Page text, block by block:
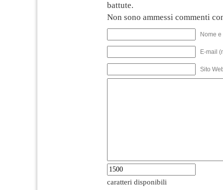
battute.
Non sono ammessi commenti
Nome
E-mail
Sito
caratteri disponibili